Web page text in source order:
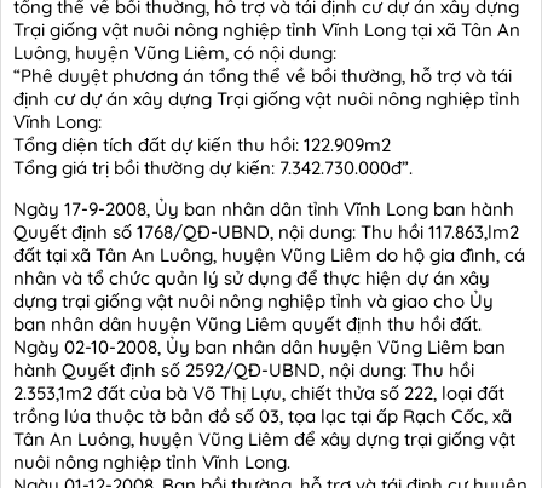
tổng thể về bồi thuờng, hỗ trợ và tái định cư dự án xây dựng
Trại giống vật nuôi nông nghiệp tỉnh Vĩnh Long tại xã Tân An
Luông, huyện Vũng Liêm, có nội dung:
“Phê duyệt phương án tổng thể về bồi thường, hỗ trợ và tái
định cư dự án xây dựng Trại giống vật nuôi nông nghiệp tỉnh
Vĩnh Long:
Tổng diện tích đất dự kiến thu hồi: 122.909m2
Tổng giá trị bồi thường dự kiến: 7.342.730.000đ”.
Ngày 17-9-2008, Ủy ban nhân dân tỉnh Vĩnh Long ban hành
Quyết định số 1768/QĐ-UBND, nội dung: Thu hồi 117.863,lm2
đất tại xã Tân An Luông, huyện Vũng Liêm do hộ gia đình, cá
nhân và tổ chức quản lý sử dụng để thực hiện dự án xây
dựng trại giống vật nuôi nông nghiệp tỉnh và giao cho Ủy
ban nhân dân huyện Vũng Liêm quyết định thu hồi đất.
Ngày 02-10-2008, Ủy ban nhân dân huyện Vũng Liêm ban
hành Quyết định số 2592/QĐ-UBND, nội dung: Thu hồi
2.353,1m2 đất của bà Võ Thị Lựu, chiết thửa số 222, loại đất
trồng lúa thuộc tờ bản đồ số 03, tọa lạc tại ấp Rạch Cốc, xã
Tân An Luông, huyện Vũng Liêm để xây dựng trại giống vật
nuôi nông nghiệp tỉnh Vĩnh Long.